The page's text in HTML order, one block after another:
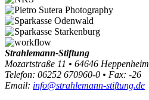
Strahlemann-Stiftung
Mozartstraße 11 • 64646 Heppenheim
Telefon: 06252 670960-0 • Fax: -26
Email: info@strahlemann-stiftung.de